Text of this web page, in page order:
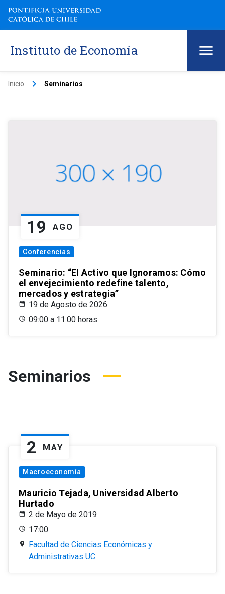
Instituto de Economía
Inicio keyboard_arrow_right Seminarios
19 AGO
Conferencias
Seminario: “El Activo que Ignoramos: Cómo
el envejecimiento redefine talento,
mercados y estrategia”
19 de Agosto de 2026
09:00 a 11:00 horas
Seminarios
2 MAY
Macroeconomía
Mauricio Tejada, Universidad Alberto
Hurtado
2 de Mayo de 2019
17:00
Facultad de Ciencias Económicas y
Administrativas UC